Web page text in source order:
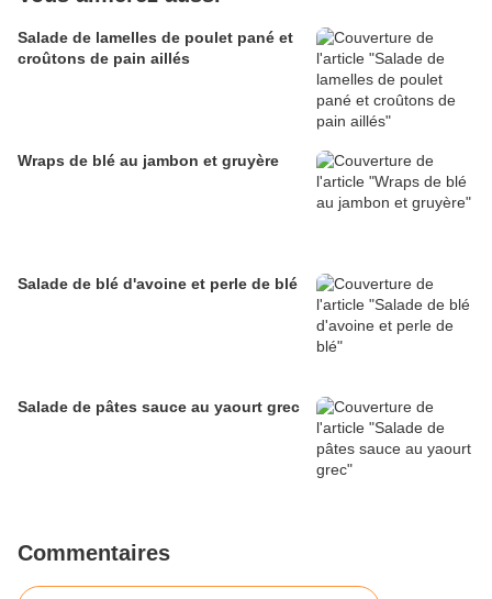
Salade de lamelles de poulet pané et
croûtons de pain aillés
Wraps de blé au jambon et gruyère
Salade de blé d'avoine et perle de blé
Salade de pâtes sauce au yaourt grec
Commentaires